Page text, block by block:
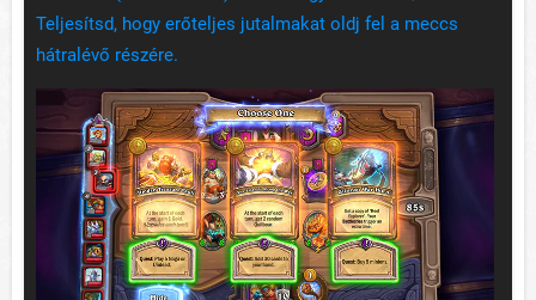
Teljesítsd, hogy erőteljes jutalmakat oldj fel a meccs
hátralévő részére.